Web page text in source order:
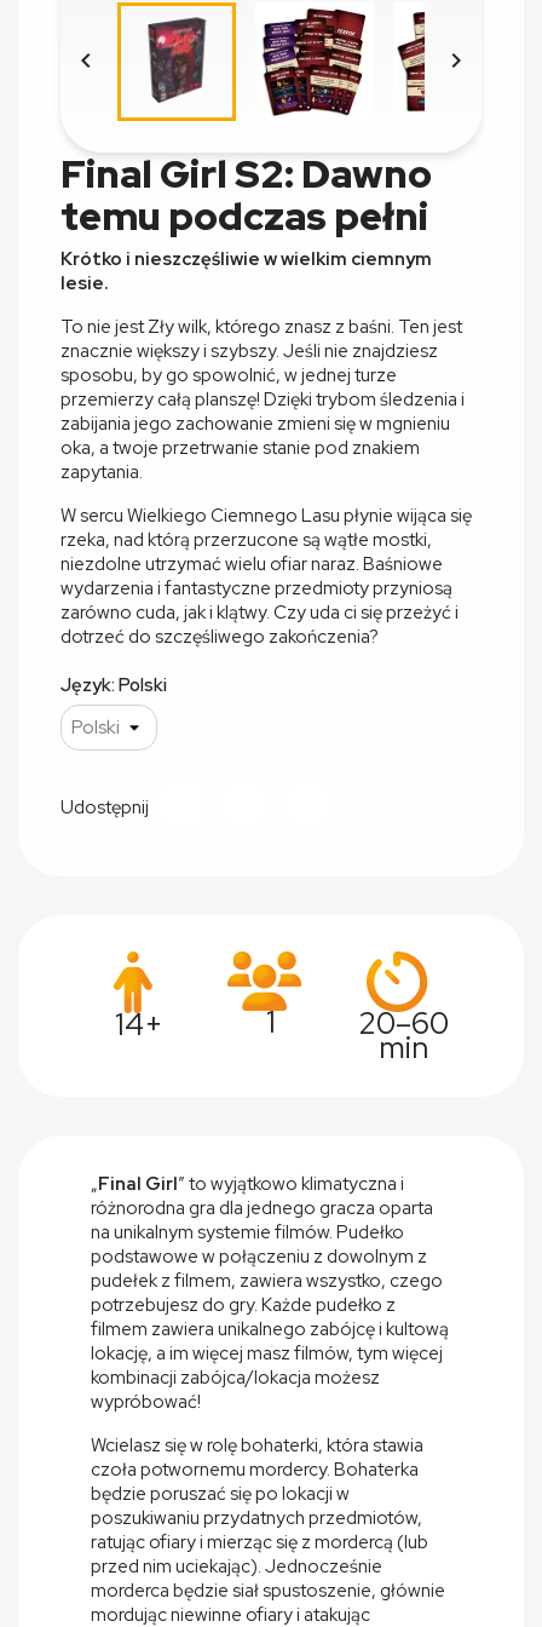
 
Final Girl S2: Dawno
temu podczas pełni
Krótko i nieszczęśliwie w wielkim ciemnym
lesie.
To nie jest Zły wilk, którego znasz z baśni. Ten jest
znacznie większy i szybszy. Jeśli nie znajdziesz
sposobu, by go spowolnić, w jednej turze
przemierzy całą planszę! Dzięki trybom śledzenia i
zabijania jego zachowanie zmieni się w mgnieniu
oka, a twoje przetrwanie stanie pod znakiem
zapytania.
W sercu Wielkiego Ciemnego Lasu płynie wijąca się
rzeka, nad którą przerzucone są wątłe mostki,
niezdolne utrzymać wielu ofiar naraz. Baśniowe
wydarzenia i fantastyczne przedmioty przyniosą
zarówno cuda, jak i klątwy. Czy uda ci się przeżyć i
dotrzeć do szczęśliwego zakończenia?
Język: Polski
Udostępnij
14+ 1 20–60
min
„Final Girl” to wyjątkowo klimatyczna i
różnorodna gra dla jednego gracza oparta
na unikalnym systemie filmów. Pudełko
podstawowe w połączeniu z dowolnym z
pudełek z filmem, zawiera wszystko, czego
potrzebujesz do gry. Każde pudełko z
filmem zawiera unikalnego zabójcę i kultową
lokację, a im więcej masz filmów, tym więcej
kombinacji zabójca/lokacja możesz
wypróbować!
Wcielasz się w rolę bohaterki, która stawia
czoła potwornemu mordercy. Bohaterka
będzie poruszać się po lokacji w
poszukiwaniu przydatnych przedmiotów,
ratując ofiary i mierząc się z mordercą (lub
przed nim uciekając). Jednocześnie
morderca będzie siał spustoszenie, głównie
mordując niewinne ofiary i atakując